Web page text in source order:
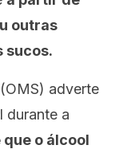
outras
sucos.
adverte
durante a
que o álcool